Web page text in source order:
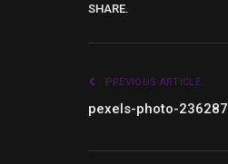
SHARE.
PREVIOUS ARTICLE
pexels-photo-236287